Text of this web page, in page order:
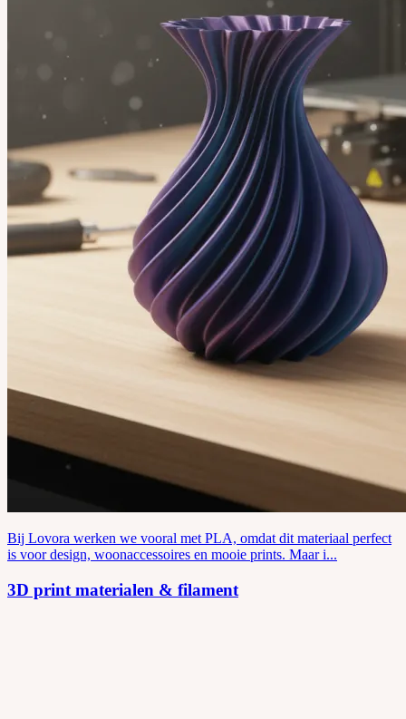
Bij Lovora werken we vooral met PLA, omdat dit materiaal perfect
is voor design, woonaccessoires en mooie prints. Maar i...
3D print materialen & filament